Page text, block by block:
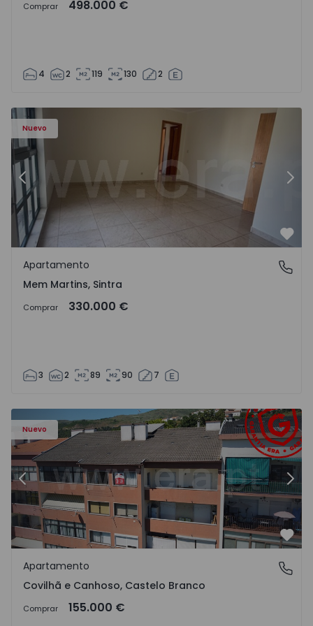
Comprar 498.000 €
4 2 119 130 2
Nuevo
- 15
Apartamento T3 Sintra, Algueirão-Mem Martins -
Anterior
Mem Martins, Sintra
Apartamento
Mem Martins, Sintra
Comprar 330.000 €
3 2 89 90 7
Nuevo
- 18
Apartamento T2 Covilhã, Covilhã e Canhoso - 1497806 -
Anterior
Covilhã e Canhoso, Castelo Branco
Apartamento
Covilhã e Canhoso, Castelo Branco
Comprar 155.000 €